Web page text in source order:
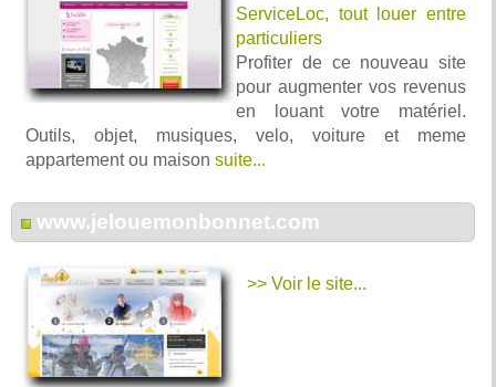
ServiceLoc, tout louer entre
particuliers
Profiter de ce nouveau site
pour augmenter vos revenus
en louant votre matériel.
Outils, objet, musiques, velo, voiture et meme
appartement ou maison suite...
www.jelouemonbonnet.com
>> Voir le site...